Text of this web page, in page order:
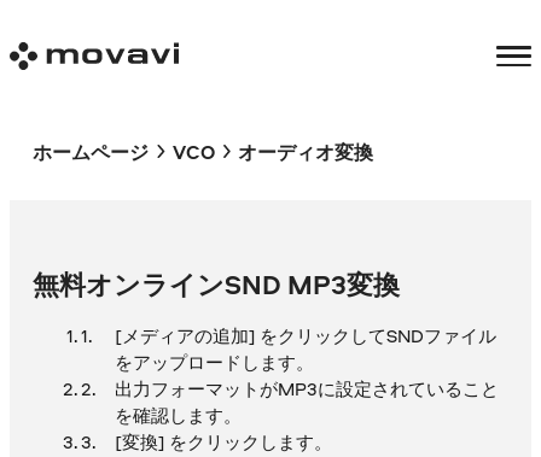
ホームページ VCO オーディオ変換
無料オンラインSND MP3変換
[メディアの追加] をクリックしてSNDファイル
をアップロードします。
出力フォーマットがMP3に設定されていること
を確認します。
[変換] をクリックします。